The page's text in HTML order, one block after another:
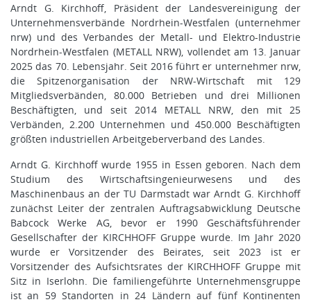
Arndt G. Kirchhoff, Präsident der Landesvereinigung der
Unternehmensverbände Nordrhein-Westfalen (unternehmer
nrw) und des Verbandes der Metall- und Elektro-Industrie
Nordrhein-Westfalen (METALL NRW), vollendet am 13. Januar
2025 das 70. Lebensjahr. Seit 2016 führt er unternehmer nrw,
die Spitzenorganisation der NRW-Wirtschaft mit 129
Mitgliedsverbänden, 80.000 Betrieben und drei Millionen
Beschäftigten, und seit 2014 METALL NRW, den mit 25
Verbänden, 2.200 Unternehmen und 450.000 Beschäftigten
größten industriellen Arbeitgeberverband des Landes.
Arndt G. Kirchhoff wurde 1955 in Essen geboren. Nach dem
Studium des Wirtschaftsingenieurwesens und des
Maschinenbaus an der TU Darmstadt war Arndt G. Kirchhoff
zunächst Leiter der zentralen Auftragsabwicklung Deutsche
Babcock Werke AG, bevor er 1990 Geschäftsführender
Gesellschafter der KIRCHHOFF Gruppe wurde. Im Jahr 2020
wurde er Vorsitzender des Beirates, seit 2023 ist er
Vorsitzender des Aufsichtsrates der KIRCHHOFF Gruppe mit
Sitz in Iserlohn. Die familiengeführte Unternehmensgruppe
ist an 59 Standorten in 24 Ländern auf fünf Kontinenten